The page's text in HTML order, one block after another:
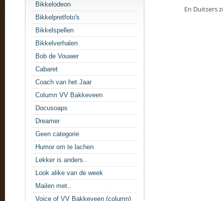
Bikkelodeon
Bikkelpretfoto's
Bikkelspellen
Bikkelverhalen
Bob de Vouwer
Cabaret
Coach van het Jaar
Column VV Bakkeveen
Docusoaps
Dreamer
Geen categorie
Humor om te lachen
Lekker is anders..
Look alike van de week
Mailen met..
Voice of VV Bakkeveen (column)
En Duitsers